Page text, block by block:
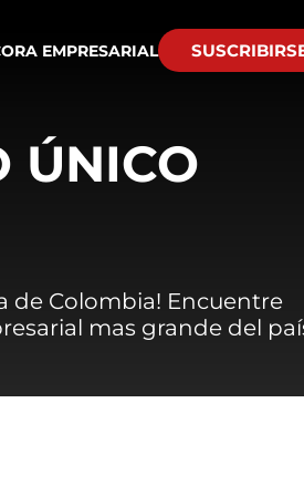
EMPRESARIAL
ÚNICO
de Colombia! Encuentre
mas grande del